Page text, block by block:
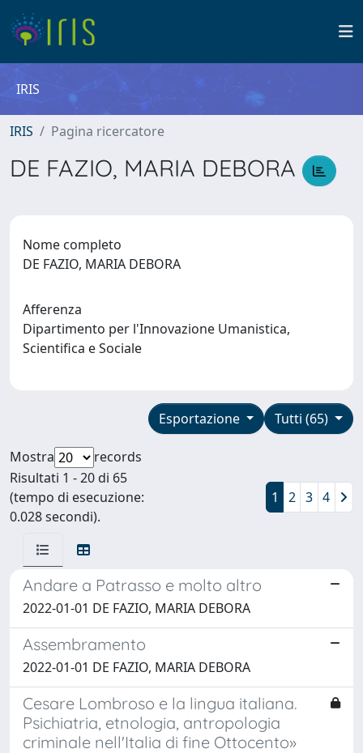
IRIS
IRIS Pagina ricercatore
DE FAZIO, MARIA DEBORA
Nome completo
DE FAZIO, MARIA DEBORA
Afferenza
Dipartimento per l'Innovazione Umanistica,
Scientifica e Sociale
Tutti (65)
Esportazione
Mostra
records
Risultati 1 - 20 di 65
(tempo di esecuzione:
0.028 secondi).
1 2 3 4
Andare a Patrasso e molto altro
2022-01-01 DE FAZIO, MARIA DEBORA
Assembramento
2022-01-01 DE FAZIO, MARIA DEBORA
Cesare Lombroso e la lingua italiana.
Psichiatria, etnologia, antropologia
criminale nell'Italia di fine Ottocento»